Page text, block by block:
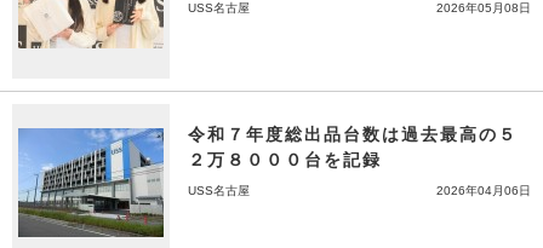
USS名古屋 2026年05月08日
令和７年度総出品台数は過去最高の５
２万８０００台を記録
USS名古屋 2026年04月06日